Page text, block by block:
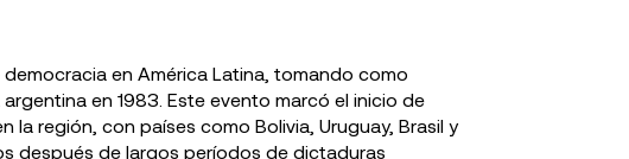
en América Latina, tomando como
en 1983. Este evento marcó el inicio de
la región, con países como Bolivia, Uruguay, Brasil y
después de largos períodos de dictaduras